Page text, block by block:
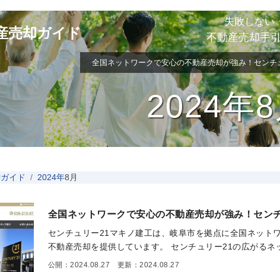
売却ガイド
失敗しない
不動産売却手
全国ネットワークで安心の不動産売却が強み！セン
2024年
イド 2024年8月
全国ネットワークで安心の不動産売却が強み！セン
センチュリー21マキノ建工は、岐阜市を拠点に全国ネット
不動産売却を提供しています。 センチュリー21の広がるネ
公開：2024.08.27 更新：2024.08.27